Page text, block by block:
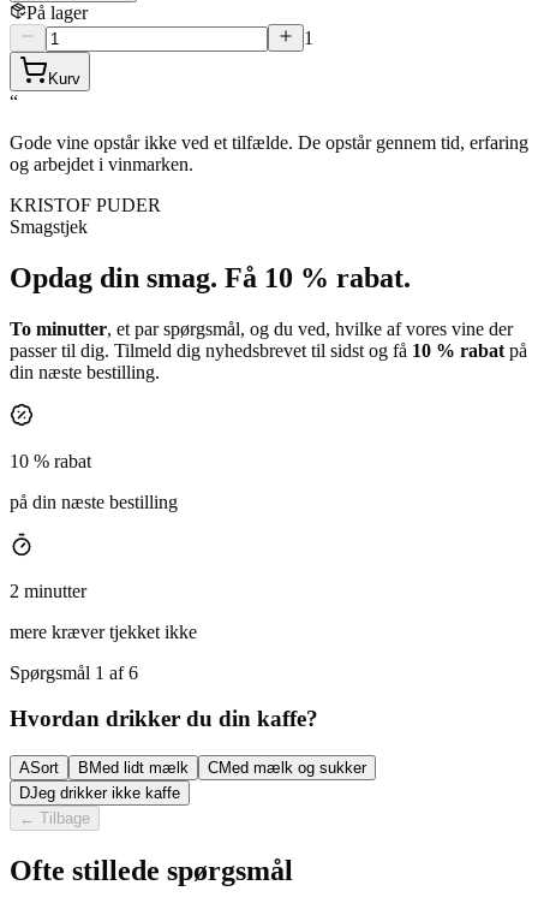
På lager
1
Kurv
“
Gode vine opstår ikke ved et tilfælde. De opstår gennem tid, erfaring
og arbejdet i vinmarken.
KRISTOF PUDER
Smagstjek
Opdag din smag. Få 10 % rabat.
To minutter, et par spørgsmål, og du ved, hvilke af vores vine der
passer til dig. Tilmeld dig nyhedsbrevet til sidst og få 10 % rabat på
din næste bestilling.
10 % rabat
på din næste bestilling
2 minutter
mere kræver tjekket ikke
Spørgsmål 1 af 6
Hvordan drikker du din kaffe?
ASort B Med lidt mælk CMed mælk og sukker
DJeg drikker ikke kaffe
← Tilbage
Ofte stillede spørgsmål